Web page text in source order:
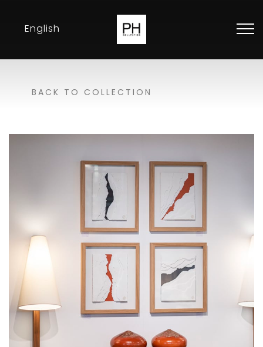
English
Expositions
Revendeurs
Contact
BACK TO COLLECTION